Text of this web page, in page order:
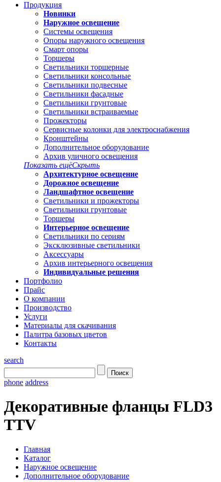
Продукция
Новинки
Наружное освещение
Системы освещения
Опоры наружного освещения
Смарт опоры
Торшеры
Светильники торшерные
Светильники консольные
Светильники подвесные
Светильники фасадные
Светильники грунтовые
Светильники встраиваемые
Прожекторы
Сервисные колонки для электроснабжения
Кронштейны
Дополнительное оборудование
Архив уличного освещения
Показать ещёСкрыть
Архитектурное освещение
Дорожное освещение
Ландшафтное освещение
Светильники и прожекторы
Светильники грунтовые
Торшеры
Интерьерное освещение
Светильники по сериям
Эксклюзивные светильники
Аксессуары
Архив интерьерного освещения
Индивидуальные решения
Портфолио
Прайс
О компании
Производство
Услуги
Материалы для скачивания
Палитра базовых цветов
Контакты
search
phone address
Декоративные фланцы FLD3
TTV
Главная
Каталог
Наружное освещение
Дополнительное оборудование